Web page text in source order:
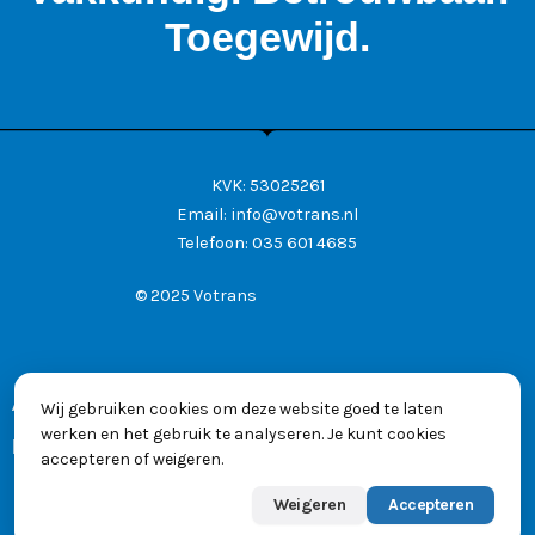
Toegewijd.
KVK: 53025261
Email: info@votrans.nl
Telefoon: 035 601 4685
© 2025 Votrans
Algemene voorwaarden
Privacyverklaring
Wij gebruiken cookies om deze website goed te laten
werken en het gebruik te analyseren. Je kunt cookies
accepteren of weigeren.
Weigeren Accepteren